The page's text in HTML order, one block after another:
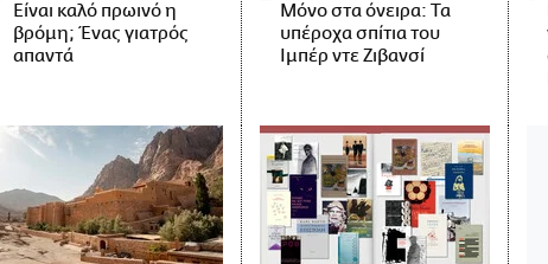
Είναι καλό πρωινό η
βρόμη; Ένας γιατρός
απαντά
Μόνο στα όνειρα: Τα
υπέροχα σπίτια του
Ιμπέρ ντε Ζιβανσί